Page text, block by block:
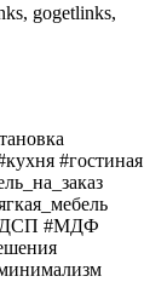
gogetlinks,
#гостиная
#МДФ